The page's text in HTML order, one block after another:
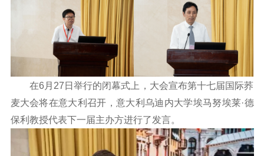
在6月27日举行的闭幕式上，大会宣布第十七届国际荞
麦大会将在意大利召开，意大利乌迪内大学埃马努埃莱·德
保利教授代表下一届主办方进行了发言。